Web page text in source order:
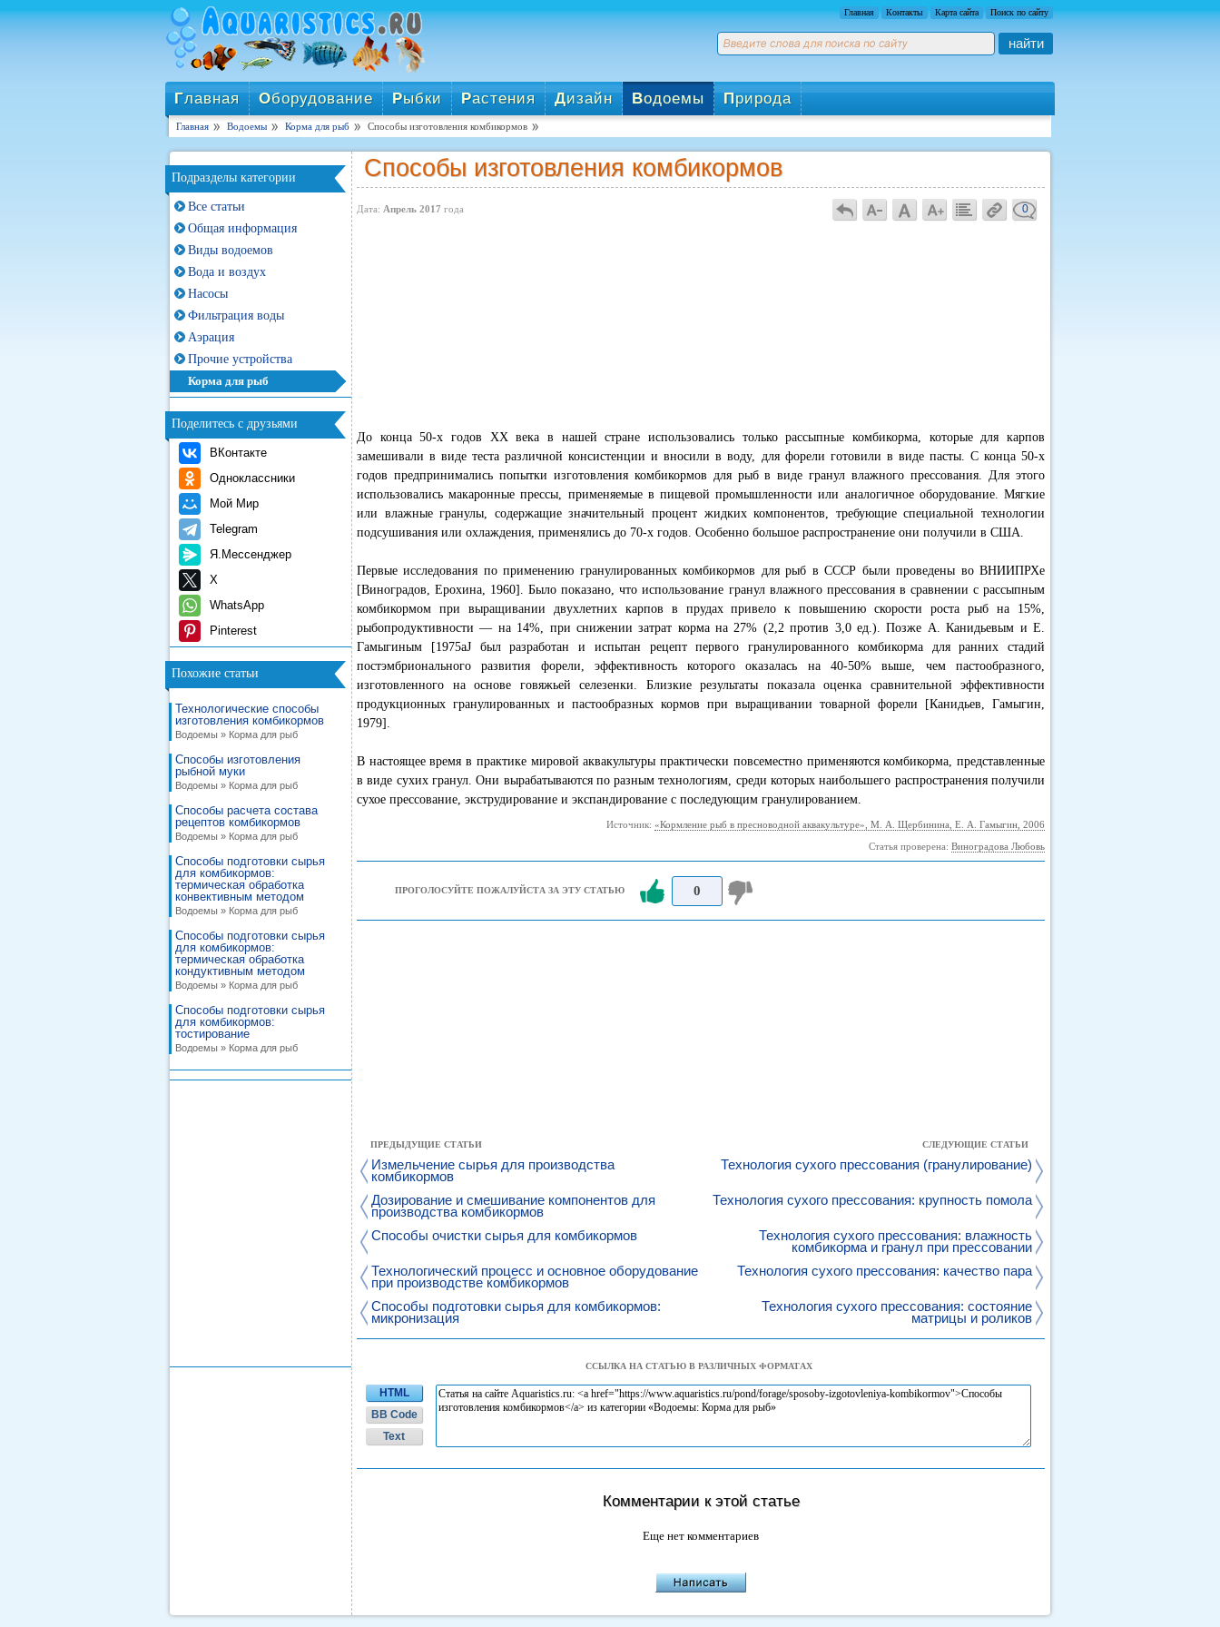
Главная Контакты Карта сайта Поиск по сайту
найти
Главная Оборудование Рыбки Растения Дизайн Водоемы Природа
Главная Водоемы Корма для рыб Способы изготовления комбикормов
Подразделы категории
Все статьи
Общая информация
Виды водоемов
Вода и воздух
Насосы
Фильтрация воды
Аэрация
Прочие устройства
Корма для рыб
Поделитесь с друзьями
ВКонтакте
Одноклассники
Мой Мир
Telegram
Я.Мессенджер
X
WhatsApp
Pinterest
Похожие статьи
Технологические способы
изготовления комбикормов
Водоемы » Корма для рыб
Способы изготовления
рыбной муки
Водоемы » Корма для рыб
Способы расчета состава
рецептов комбикормов
Водоемы » Корма для рыб
Способы подготовки сырья
для комбикормов:
термическая обработка
конвективным методом
Водоемы » Корма для рыб
Способы подготовки сырья
для комбикормов:
термическая обработка
кондуктивным методом
Водоемы » Корма для рыб
Способы подготовки сырья
для комбикормов:
тостирование
Водоемы » Корма для рыб
Способы изготовления комбикормов
Дата: Апрель 2017 года 0
До конца 50-х годов XX века в нашей стране использовались только рассыпные комбикорма, которые для карпов
замешивали в виде теста различной консистенции и вносили в воду, для форели готовили в виде пасты. С конца 50-х
годов предпринимались попытки изготовления комбикормов для рыб в виде гранул влажного прессования. Для этого
использовались макаронные прессы, применяемые в пищевой промышленности или аналогичное оборудование. Мягкие
или влажные гранулы, содержащие значительный процент жидких компонентов, требующие специальной технологии
подсушивания или охлаждения, применялись до 70-х годов. Особенно большое распространение они получили в США.
Первые исследования по применению гранулированных комбикормов для рыб в СССР были проведены во ВНИИПРХе
[Виноградов, Ерохина, 1960]. Было показано, что использование гранул влажного прессования в сравнении с рассыпным
комбикормом при выращивании двухлетних карпов в прудах привело к повышению скорости роста рыб на 15%,
рыбопродуктивности — на 14%, при снижении затрат корма на 27% (2,2 против 3,0 ед.). Позже А. Канидьевым и Е.
Гамыгиным [1975aJ был разработан и испытан рецепт первого гранулированного комбикорма для ранних стадий
постэмбрионального развития форели, эффективность которого оказалась на 40-50% выше, чем пастообразного,
изготовленного на основе говяжьей селезенки. Близкие результаты показала оценка сравнительной эффективности
продукционных гранулированных и пастообразных кормов при выращивании товарной форели [Канидьев, Гамыгин,
1979].
В настоящее время в практике мировой аквакультуры практически повсеместно применяются комбикорма, представленные
в виде сухих гранул. Они вырабатываются по разным технологиям, среди которых наибольшего распространения получили
сухое прессование, экструдирование и экспандирование с последующим гранулированием.
Источник: «Кормление рыб в пресноводной аквакультуре», М. А. Щербинина, Е. А. Гамыгин, 2006
Статья проверена: Виноградова Любовь
ПРОГОЛОСУЙТЕ ПОЖАЛУЙСТА ЗА ЭТУ СТАТЬЮ 0
ПРЕДЫДУЩИЕ СТАТЬИ
Измельчение сырья для производства
комбикормов
Дозирование и смешивание компонентов для
производства комбикормов
Способы очистки сырья для комбикормов
Технологический процесс и основное оборудование
при производстве комбикормов
Способы подготовки сырья для комбикормов:
микронизация
СЛЕДУЮЩИЕ СТАТЬИ
Технология сухого прессования (гранулирование)
Технология сухого прессования: крупность помола
Технология сухого прессования: влажность
комбикорма и гранул при прессовании
Технология сухого прессования: качество пара
Технология сухого прессования: состояние
матрицы и роликов
ССЫЛКА НА СТАТЬЮ В РАЗЛИЧНЫХ ФОРМАТАХ
HTML
BB Code
Text
Комментарии к этой статье
Еще нет комментариев